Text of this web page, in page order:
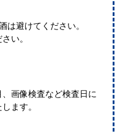
は避けてください。
い。
画像検査など検査日に
ます。